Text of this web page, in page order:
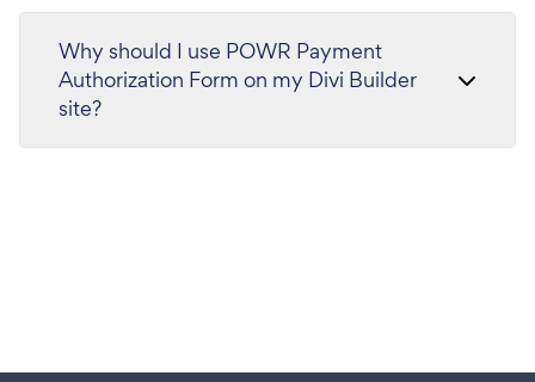
Why should I use POWR Payment
Authorization Form on my Divi Builder
site?